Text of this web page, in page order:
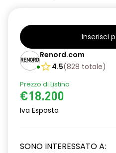
Alzacristalli elettrici posteriori
Barre tetto modulari nere
Bracciolo anteriore con vano
Chiave pieghevole a 3 pulsanti
Distance warning avviso
Inserisci
Renord.com
4.5(828 totale)
Prezzo di Listino
€18.200
Iva Esposta
SONO INTERESSATO A: